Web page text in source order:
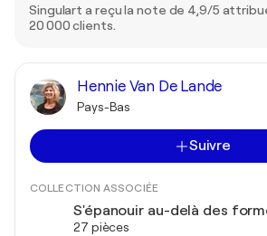
Singulart a reçu la note de 4,9/5
20 000 clients.
Hennie Van De Lande
Pays-Bas
Suivre
COLLECTION ASSOCIÉE
S'épanouir au-delà des
27 pièces